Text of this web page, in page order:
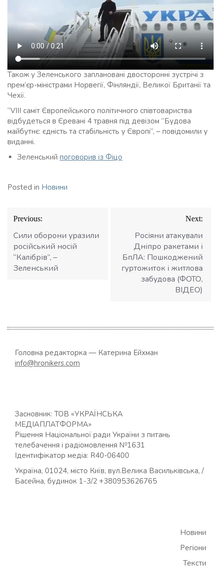
Також у Зеленського заплановані двосторонні зустрічі з
прем’єр-міністрами Норвегії, Фінляндії, Великої Британії та
Чехії.
“VIII саміт Європейського політичного співтовариства
відбудеться в Єревані 4 травня під девізом “Будова
майбутнє: єдність та стабільність у Європі”, – повідомили у
виданні.
Зеленський поговорив із Фіцо
Posted in Новини
Навігація
записів
Previous:
Сили оборони уразили
російський носій
“Калібрів”, –
Зеленський
Next:
Росіяни атакували
Дніпро ракетами і
БпЛА: Пошкоджений
гуртожиток і житлова
забудова (ФОТО,
ВІДЕО)
Головна редакторка — Катерина Ейхман
info@hronikers.com
Засновник: ТОВ «УКРАЇНСЬКА
МЕДІАПЛАТФОРМА»
Рішення Національної ради України з питань
телебачення і радіомовлення №1631
Ідентифікатор медіа: R40-06400
Україна, 01024, місто Київ, вул.Велика Васильківська, /
Басейна, будинок 1-3/2 +380953626765
Новини
Регіони
Тексти